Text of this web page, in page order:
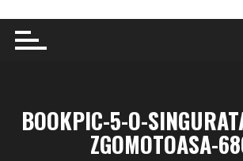
BOOKPIC-5-O-
ZGOMOTOASA-